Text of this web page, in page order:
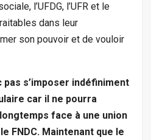
l’UFDG, l’UFR et le
dans leur
son pouvoir et de vouloir
pas s’imposer indéfiniment
car il ne pourra
face à une union
le FNDC. Maintenant que le